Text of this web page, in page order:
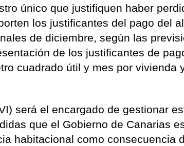
único que justifiquen haber
los justificantes del pago del
de diciembre, según las
de los justificantes de
cuadrado útil y mes por vivienda
será el encargado de gestionar
que el Gobierno de Canarias
habitacional como consecuencia